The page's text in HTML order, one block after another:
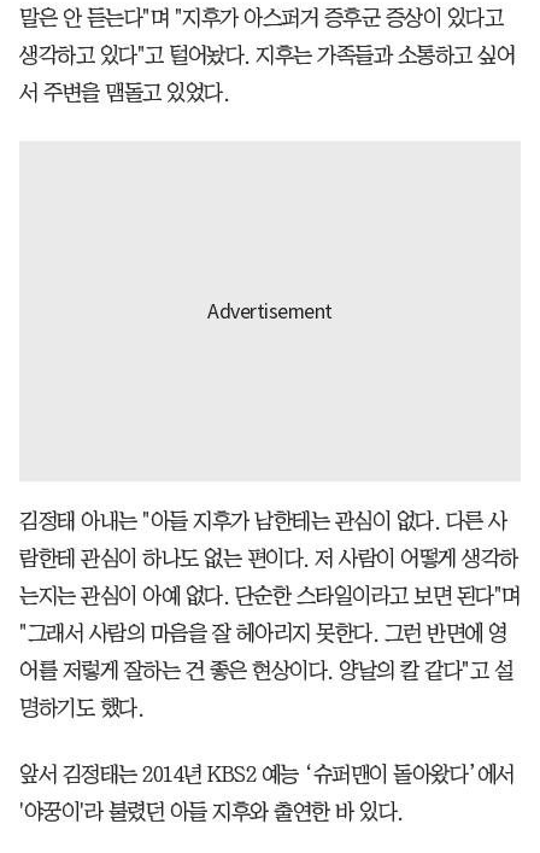
말은 안 듣는다"며 "지후가 아스퍼거 증후군 증상이 있다고
생각하고 있다"고 털어놨다. 지후는 가족들과 소통하고 싶어
서 주변을 맴돌고 있었다.
김정태 아내는 "아들 지후가 남한테는 관심이 없다. 다른 사
람한테 관심이 하나도 없는 편이다. 저 사람이 어떻게 생각하
는지는 관심이 아예 없다. 단순한 스타일이라고 보면 된다"며
"그래서 사람의 마음을 잘 헤아리지 못한다. 그런 반면에 영
어를 저렇게 잘하는 건 좋은 현상이다. 양날의 칼 같다"고 설
명하기도 했다.
앞서 김정태는 2014년 KBS2 예능 ‘슈퍼맨이 돌아왔다’에서
'야꿍이'라 불렸던 아들 지후와 출연한 바 있다.